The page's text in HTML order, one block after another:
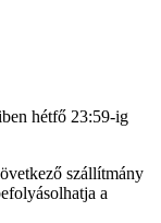
hétfő 23:59-ig
szállítmány
a